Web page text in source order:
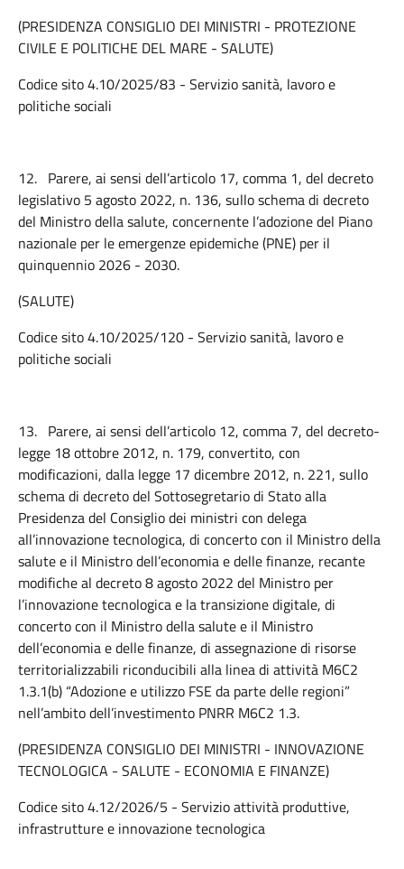
(PRESIDENZA CONSIGLIO DEI MINISTRI - PROTEZIONE
CIVILE E POLITICHE DEL MARE - SALUTE)
Codice sito 4.10/2025/83 - Servizio sanità, lavoro e
politiche sociali
12. Parere, ai sensi dell’articolo 17, comma 1, del decreto
legislativo 5 agosto 2022, n. 136, sullo schema di decreto
del Ministro della salute, concernente l’adozione del Piano
nazionale per le emergenze epidemiche (PNE) per il
quinquennio 2026 - 2030.
(SALUTE)
Codice sito 4.10/2025/120 - Servizio sanità, lavoro e
politiche sociali
13. Parere, ai sensi dell’articolo 12, comma 7, del decreto-
legge 18 ottobre 2012, n. 179, convertito, con
modificazioni, dalla legge 17 dicembre 2012, n. 221, sullo
schema di decreto del Sottosegretario di Stato alla
Presidenza del Consiglio dei ministri con delega
all’innovazione tecnologica, di concerto con il Ministro della
salute e il Ministro dell’economia e delle finanze, recante
modifiche al decreto 8 agosto 2022 del Ministro per
l’innovazione tecnologica e la transizione digitale, di
concerto con il Ministro della salute e il Ministro
dell’economia e delle finanze, di assegnazione di risorse
territorializzabili riconducibili alla linea di attività M6C2
1.3.1(b) “Adozione e utilizzo FSE da parte delle regioni”
nell’ambito dell’investimento PNRR M6C2 1.3.
(PRESIDENZA CONSIGLIO DEI MINISTRI - INNOVAZIONE
TECNOLOGICA - SALUTE - ECONOMIA E FINANZE)
Codice sito 4.12/2026/5 - Servizio attività produttive,
infrastrutture e innovazione tecnologica